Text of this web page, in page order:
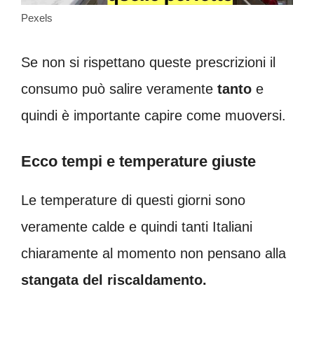
Pexels
Se non si rispettano queste prescrizioni il
consumo può salire veramente tanto e
quindi è importante capire come muoversi.
Ecco tempi e temperature giuste
Le temperature di questi giorni sono
veramente calde e quindi tanti Italiani
chiaramente al momento non pensano alla
stangata del riscaldamento.